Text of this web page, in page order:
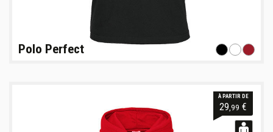
Polo Perfect
À PARTIR DE
29 ,99 €